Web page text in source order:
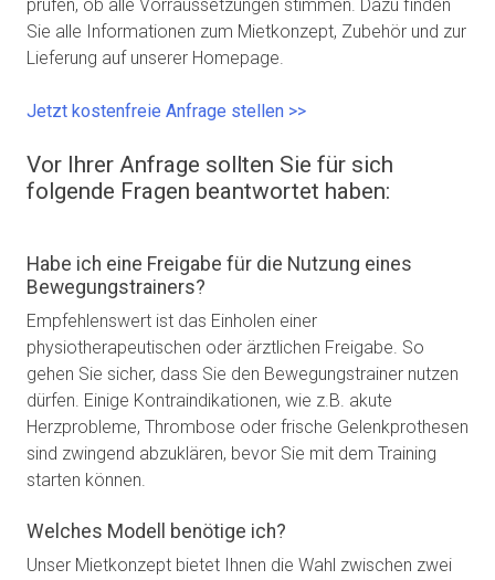
prüfen, ob alle Vorraussetzungen stimmen. Dazu finden
Sie alle Informationen zum Mietkonzept, Zubehör und zur
Lieferung auf unserer Homepage.
Jetzt kostenfreie Anfrage stellen >>
Vor Ihrer Anfrage sollten Sie für sich
folgende Fragen beantwortet haben:
Habe ich eine Freigabe für die Nutzung eines
Bewegungstrainers?
Empfehlenswert ist das Einholen einer
physiotherapeutischen oder ärztlichen Freigabe. So
gehen Sie sicher, dass Sie den Bewegungstrainer nutzen
dürfen. Einige Kontraindikationen, wie z.B. akute
Herzprobleme, Thrombose oder frische Gelenkprothesen
sind zwingend abzuklären, bevor Sie mit dem Training
starten können.
Welches Modell benötige ich?
Unser Mietkonzept bietet Ihnen die Wahl zwischen zwei